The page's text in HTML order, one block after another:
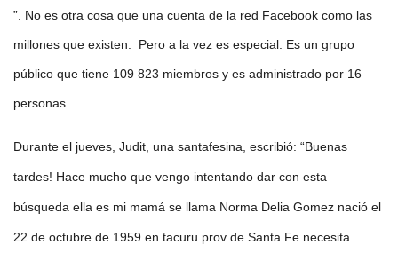
”. No es otra cosa que una cuenta de la red Facebook como las
millones que existen. Pero a la vez es especial. Es un grupo
público que tiene 109 823 miembros y es administrado por 16
personas.
Durante el jueves, Judit, una santafesina, escribió: “Buenas
tardes! Hace mucho que vengo intentando dar con esta
búsqueda ella es mi mamá se llama Norma Delia Gomez nació el
22 de octubre de 1959 en tacuru prov de Santa Fe necesita